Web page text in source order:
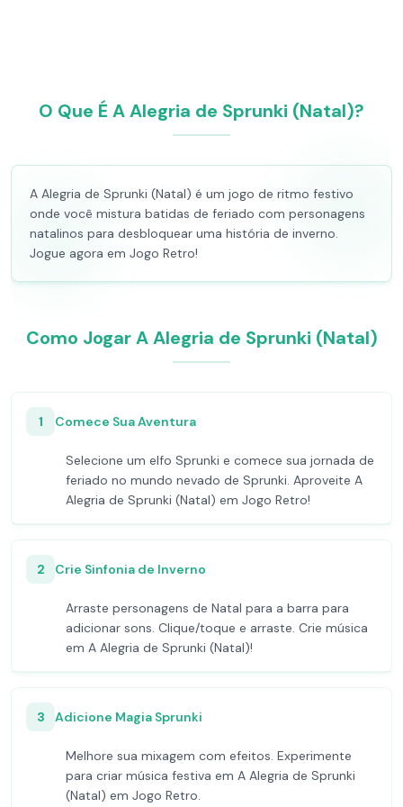
O Que É A Alegria de Sprunki (Natal)?
A Alegria de Sprunki (Natal) é um jogo de ritmo festivo
onde você mistura batidas de feriado com personagens
natalinos para desbloquear uma história de inverno.
Jogue agora em Jogo Retro!
Como Jogar A Alegria de Sprunki (Natal)
1 Comece Sua Aventura
Selecione um elfo Sprunki e comece sua jornada de
feriado no mundo nevado de Sprunki. Aproveite A
Alegria de Sprunki (Natal) em Jogo Retro!
2 Crie Sinfonia de Inverno
Arraste personagens de Natal para a barra para
adicionar sons. Clique/toque e arraste. Crie música
em A Alegria de Sprunki (Natal)!
3 Adicione Magia Sprunki
Melhore sua mixagem com efeitos. Experimente
para criar música festiva em A Alegria de Sprunki
(Natal) em Jogo Retro.